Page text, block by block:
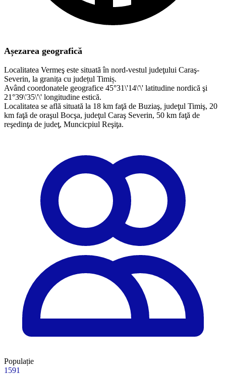
Așezarea geografică
Localitatea Vermeş este situată în nord-vestul judeţului Caraş-
Severin, la granița cu județul Timiș.
Având coordonatele geografice 45°31\'14\'\' latitudine nordică şi
21°39\'35\'\' longitudine estică.
Localitatea se află situată la 18 km faţă de Buziaş, judeţul Timiş, 20
km faţă de oraşul Bocşa, judeţul Caraş Severin, 50 km faţă de
reşedinţa de judeţ, Muncicpiul Reşiţa.
Populație
1591